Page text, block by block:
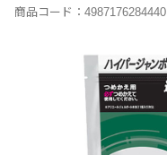
商品コード： 4987176284440